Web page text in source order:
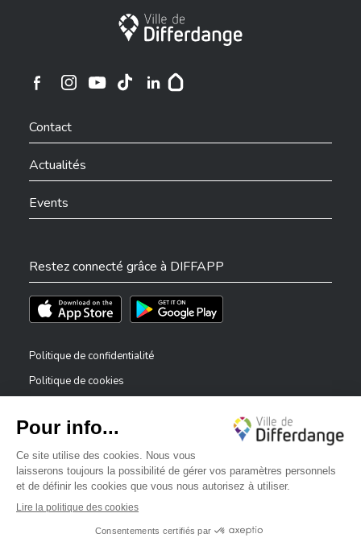
Ville de Differdange
Ville de Differdange sur Instagram
Contact
Actualités
Events
Restez connecté grâce à DIFFAPP
Téléchargez l'app sur l'App StoreTéléchargez l'app sur Play Store
Politique de confidentialité
Politique de cookies
Déclaration d’accessibilité
Dispositif de signalement — lanceurs d’alerte
✕
Bonjour, comment puis-je vous aider ?